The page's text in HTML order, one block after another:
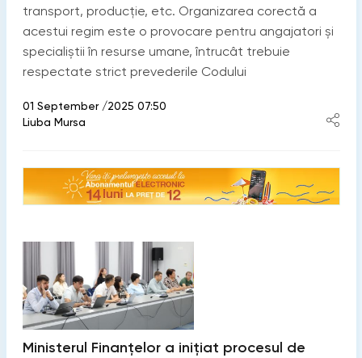
transport, producție, etc. Organizarea corectă a
acestui regim este o provocare pentru angajatori și
specialiștii în resurse umane, întrucât trebuie
respectate strict prevederile Codului
01 September /2025 07:50
Liuba Mursa
Ministerul Finanțelor a inițiat procesul de